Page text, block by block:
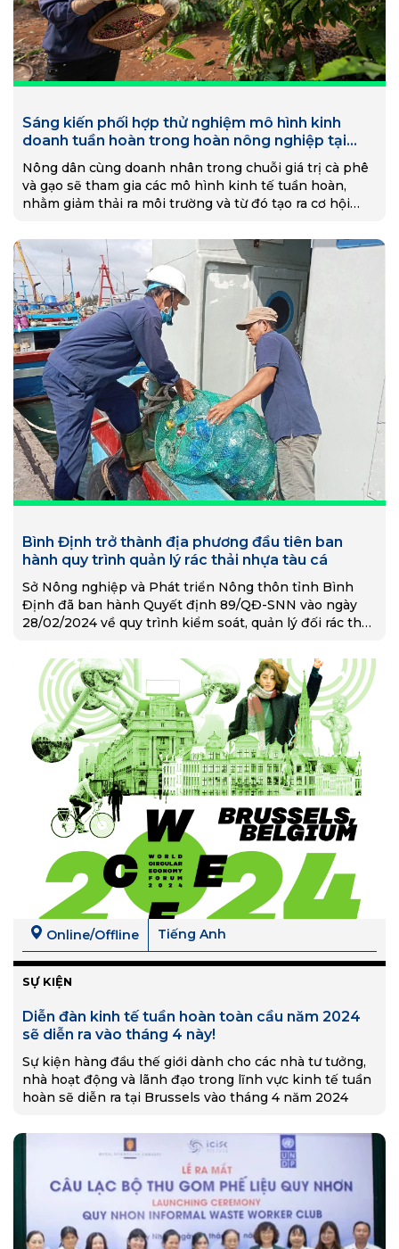
Sáng kiến phối hợp thử nghiệm mô hình kinh
doanh tuần hoàn trong hoàn nông nghiệp tại
Việt Nam
Nông dân cùng doanh nhân trong chuỗi giá trị cà phê
và gạo sẽ tham gia các mô hình kinh tế tuần hoàn,
nhằm giảm thải ra môi trường và từ đó tạo ra cơ hội
Bình Định trở thành địa phương đầu tiên ban
hành quy trình quản lý rác thải nhựa tàu cá
Sở Nông nghiệp và Phát triển Nông thôn tỉnh Bình
Định đã ban hành Quyết định 89/QĐ-SNN vào ngày
28/02/2024 về quy trình kiểm soát, quản lý đối rác thải
tác quản lý chất thải nhựa từ hoạt động khai thác thủy
sản.
Online/Offline Tiếng Anh
SỰ KIỆN
Diễn đàn kinh tế tuần hoàn toàn cầu năm 2024
sẽ diễn ra vào tháng 4 này!
Sự kiện hàng đầu thế giới dành cho các nhà tư tưởng,
nhà hoạt động và lãnh đạo trong lĩnh vực kinh tế tuần
hoàn sẽ diễn ra tại Brussels vào tháng 4 năm 2024